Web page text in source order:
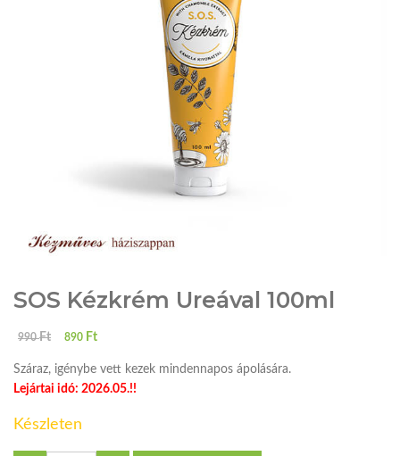
SOS Kézkrém Ureával 100ml
990Ft 890 Ft
Száraz, igénybe vett kezek mindennapos ápolására.
Lejártai idó: 2026.05.!!
Készleten